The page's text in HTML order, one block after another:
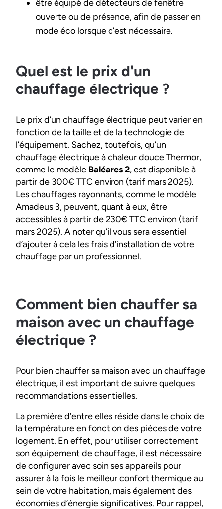
être équipé de détecteurs de fenêtre
ouverte ou de présence, afin de passer en
mode éco lorsque c’est nécessaire.
Quel est le prix d'un
chauffage électrique ?
Le prix d’un chauffage électrique peut varier en
fonction de la taille et de la technologie de
l’équipement. Sachez, toutefois, qu’un
chauffage électrique à chaleur douce Thermor,
comme le modèle Baléares 2, est disponible à
partir de 300€ TTC environ (tarif mars 2025).
Les chauffages rayonnants, comme le modèle
Amadeus 3, peuvent, quant à eux, être
accessibles à partir de 230€ TTC environ (tarif
mars 2025). A noter qu’il vous sera essentiel
d’ajouter à cela les frais d’installation de votre
chauffage par un professionnel.
Comment bien chauffer sa
maison avec un chauffage
électrique ?
Pour bien chauffer sa maison avec un chauffage
électrique, il est important de suivre quelques
recommandations essentielles.
La première d’entre elles réside dans le choix de
la température en fonction des pièces de votre
logement. En effet, pour utiliser correctement
son équipement de chauffage, il est nécessaire
de configurer avec soin ses appareils pour
assurer à la fois le meilleur confort thermique au
sein de votre habitation, mais également des
économies d’énergie significatives. Pour rappel,